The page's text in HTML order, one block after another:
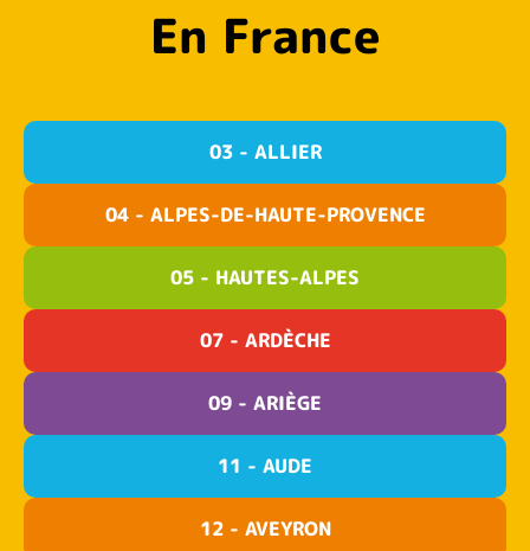
En France
03 - ALLIER
04 - ALPES-DE-HAUTE-PROVENCE
05 - HAUTES-ALPES
07 - ARDÈCHE
09 - ARIÈGE
11 - AUDE
12 - AVEYRON